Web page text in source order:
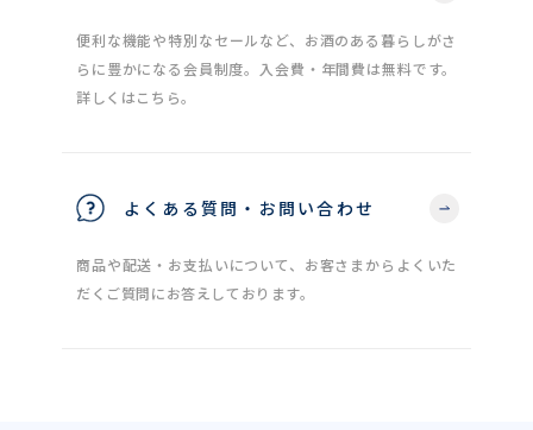
便利な機能や特別なセールなど、お酒のある暮らしがさ
らに豊かになる会員制度。入会費・年間費は無料です。
詳しくはこちら。
よくある質問・お問い合わせ
商品や配送・お支払いについて、お客さまからよくいた
だくご質問にお答えしております。